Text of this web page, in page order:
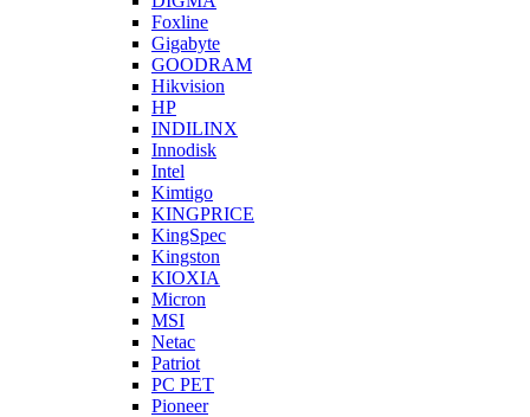
Foxline
Gigabyte
GOODRAM
Hikvision
HP
INDILINX
Innodisk
Intel
Kimtigo
KINGPRICE
KingSpec
Kingston
KIOXIA
Micron
MSI
Netac
Patriot
PC PET
Pioneer